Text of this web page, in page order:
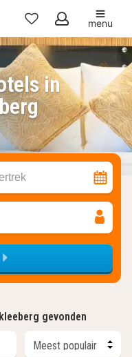
Mijn
favorieten
menu
in
gevonden